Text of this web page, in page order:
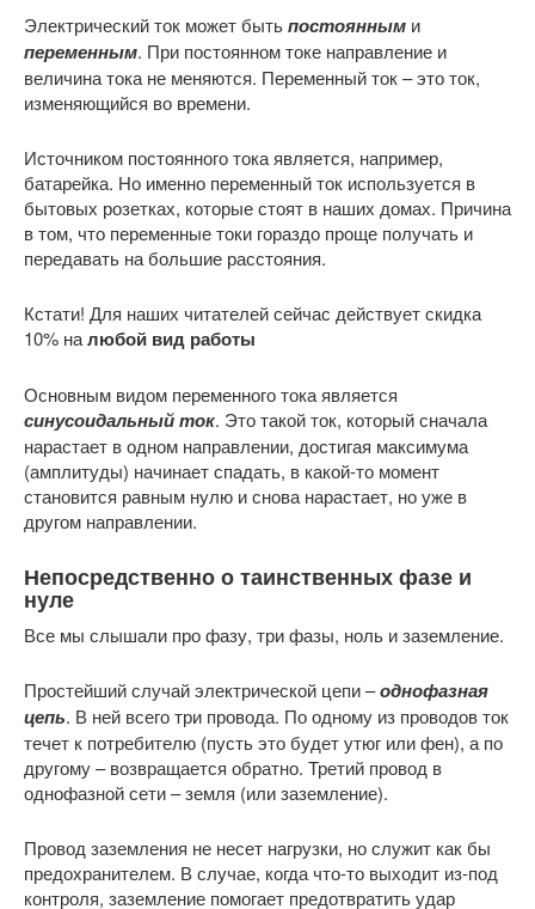
Электрический ток может бытьпостоянным и
переменным. При постоянном токе направление и
величина тока не меняются. Переменный ток – это ток,
изменяющийся во времени.
Источником постоянного тока является, например,
батарейка. Но именно переменный ток используется в
бытовых розетках, которые стоят в наших домах. Причина
в том, что переменные токи гораздо проще получать и
передавать на большие расстояния.
Кстати! Для наших читателей сейчас действует скидка
10% налюбой вид работы
Основным видом переменного тока является
синусоидальный ток. Это такой ток, который сначала
нарастает в одном направлении, достигая максимума
(амплитуды) начинает спадать, в какой-то момент
становится равным нулю и снова нарастает, но уже в
другом направлении.
Непосредственно о таинственных фазе и
нуле
Все мы слышали про фазу, три фазы, ноль и заземление.
Простейший случай электрической цепи –однофазная
цепь. В ней всего три провода. По одному из проводов ток
течет к потребителю (пусть это будет утюг или фен), а по
другому – возвращается обратно. Третий провод в
однофазной сети – земля (или заземление).
Провод заземления не несет нагрузки, но служит как бы
предохранителем. В случае, когда что-то выходит из-под
контроля, заземление помогает предотвратить удар